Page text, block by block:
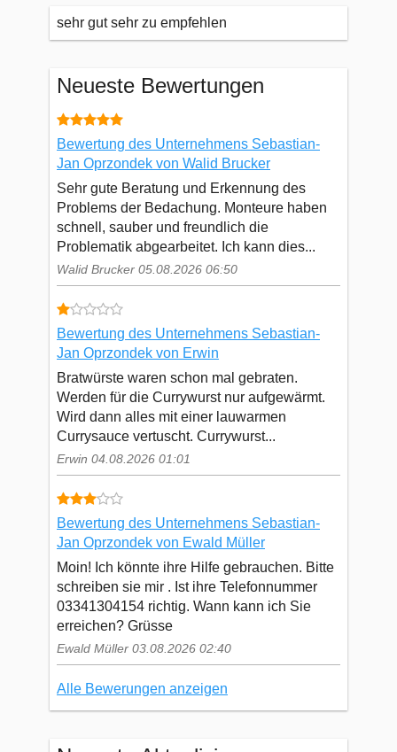
sehr gut sehr zu empfehlen
Neueste Bewertungen
Bewertung des Unternehmens Sebastian-
Jan Oprzondek von Walid Brucker
Sehr gute Beratung und Erkennung des
Problems der Bedachung. Monteure haben
schnell, sauber und freundlich die
Problematik abgearbeitet. Ich kann dies...
Walid Brucker 05.08.2026 06:50
Bewertung des Unternehmens Sebastian-
Jan Oprzondek von Erwin
Bratwürste waren schon mal gebraten.
Werden für die Currywurst nur aufgewärmt.
Wird dann alles mit einer lauwarmen
Currysauce vertuscht. Currywurst...
Erwin 04.08.2026 01:01
Bewertung des Unternehmens Sebastian-
Jan Oprzondek von Ewald Müller
Moin! Ich könnte ihre Hilfe gebrauchen. Bitte
schreiben sie mir . Ist ihre Telefonnummer
03341304154 richtig. Wann kann ich Sie
erreichen? Grüsse
Ewald Müller 03.08.2026 02:40
Alle Bewerungen anzeigen